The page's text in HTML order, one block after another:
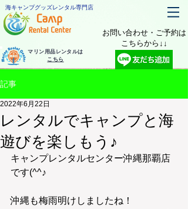
海キャンプグッズレンタル専門店
マリン用品レンタルは
こちら
お問い合わせ・ご予約は
​こちらから↓↓
記事
レンタルでキャンプと海
遊びを楽しもう♪
2022年6月22日
キャンプレンタルセンター沖縄那覇店
です(^^♪
沖縄も梅雨明けしましたね！